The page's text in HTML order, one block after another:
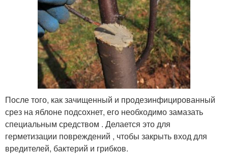
После того, как зачищенный и продезинфицированный
срез на яблоне подсохнет, его необходимо замазать
специальным средством . Делается это для
герметизации повреждений , чтобы закрыть вход для
вредителей, бактерий и грибков.